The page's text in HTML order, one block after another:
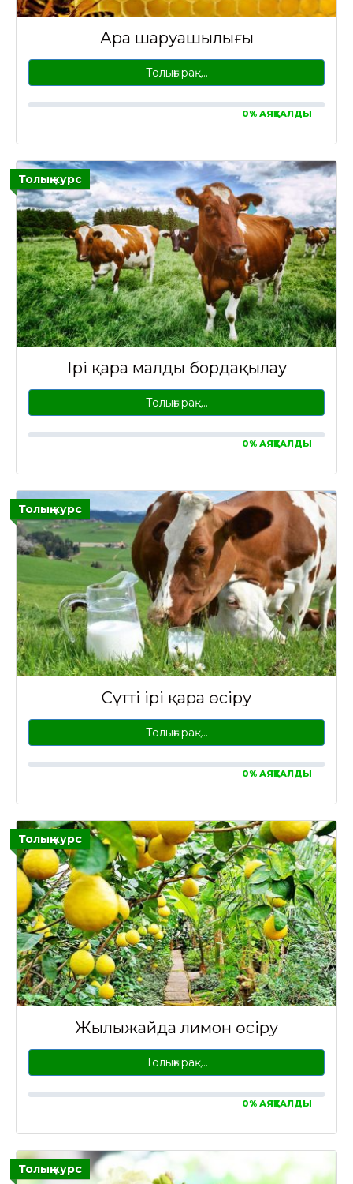
Ара шаруашылығы
Толығырақ…
0% АЯҚТАЛДЫ
Толық курс
Ірі қара малды бордақылау
Толығырақ…
0% АЯҚТАЛДЫ
Толық курс
Сүтті ірі қара өсіру
Толығырақ…
0% АЯҚТАЛДЫ
Толық курс
Жылыжайда лимон өсіру
Толығырақ…
0% АЯҚТАЛДЫ
Толық курс